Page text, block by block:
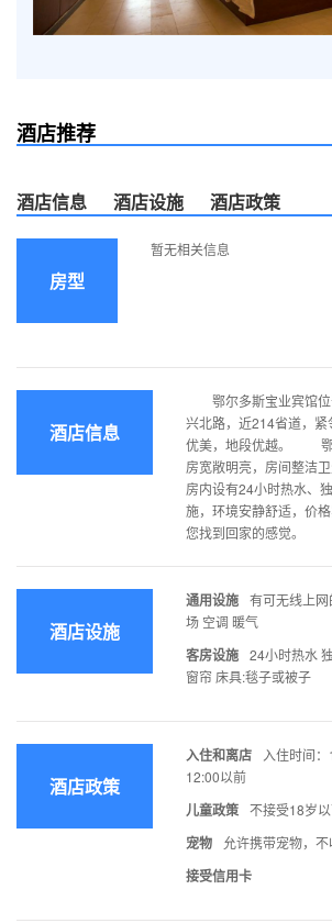
酒店推荐
酒店信息 酒店设施 酒店政策
房型
暂无相关信息
酒店信息
鄂尔多斯宝业宾馆位
兴北路，近214省道，
优美，地段优越。 鄂
房宽敞明亮，房间整洁卫
房内设有24小时热水、
施，环境安静舒适，价
您找到回家的感觉。
酒店设施
通用设施 有可无线上
场 空调 暖气
客房设施 24小时热水
窗帘 床具:毯子或被子
酒店政策
入住和离店
入住时间：
12:00以前
儿童政策 不接受18岁以
宠物 允许携带宠物，不
接受信用卡